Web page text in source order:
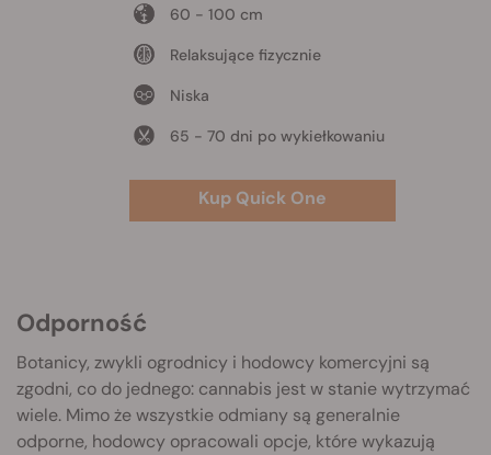
60 - 100 cm
Relaksujące fizycznie
Niska
65 - 70 dni po wykiełkowaniu
Kup Quick One
Odporność
Botanicy, zwykli ogrodnicy i hodowcy komercyjni są
zgodni, co do jednego: cannabis jest w stanie wytrzymać
wiele. Mimo że wszystkie odmiany są generalnie
odporne, hodowcy opracowali opcje, które wykazują